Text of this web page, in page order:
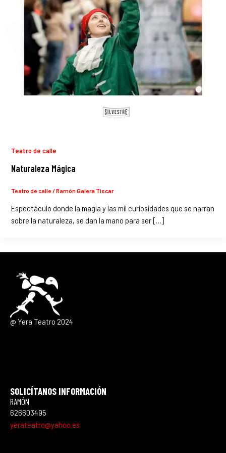
Teatro de calle
Naturaleza Mágica
Teatro de calle /Ramón Galera Tiscar
Espectáculo donde la magia y las mil curiosidades que se narran
sobre la naturaleza, se dan la mano para ser […]
@ Yera Teatro 2024
SOLICÍTANOS INFORMACIÓN
RAMÓN
626603495
yerateatro@yahoo.es